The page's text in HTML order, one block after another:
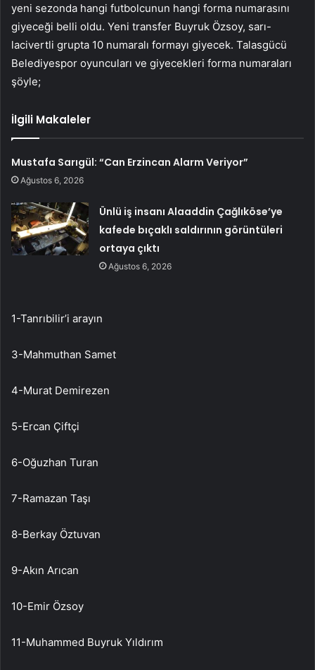
yeni sezonda hangi futbolcunun hangi forma numarasını
giyeceği belli oldu. Yeni transfer Buyruk Özsoy, sarı-
lacivertli grupta 10 numaralı formayı giyecek. Talasgücü
Belediyespor oyuncuları ve giyecekleri forma numaraları
şöyle;
İlgili Makaleler
Mustafa Sarıgül: “Can Erzincan Alarm Veriyor”
Ağustos 6, 2026
Ünlü iş insanı Alaaddin Çağlıköse’ye
kafede bıçaklı saldırının görüntüleri
ortaya çıktı
Ağustos 6, 2026
1-Tanrıbilir’i arayın
3-Mahmuthan Samet
4-Murat Demirezen
5-Ercan Çiftçi
6-Oğuzhan Turan
7-Ramazan Taşı
8-Berkay Öztuvan
9-Akın Arıcan
10-Emir Özsoy
11-Muhammed Buyruk Yıldırım